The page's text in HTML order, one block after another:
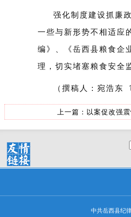
强化制度建设抓廉
一些与新形势不相适应
编》、《岳西县粮食企
理，切实堵塞粮食安全
（撰稿人：宛浩东
上一篇： 以案促改强
中共岳西县纪